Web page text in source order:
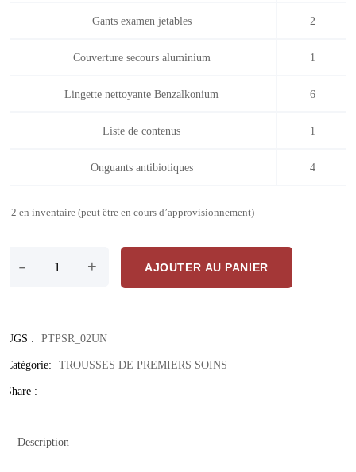
Gants examen jetables 2
Couverture secours aluminium 1
Lingette nettoyante Benzalkonium 6
Liste de contenus 1
Onguants antibiotiques 4
22 en inventaire (peut être en cours d’approvisionnement)
- + AJOUTER AU PANIER
UGS : PTPSR_02UN
Catégorie: TROUSSES DE PREMIERS SOINS
Share :
Description